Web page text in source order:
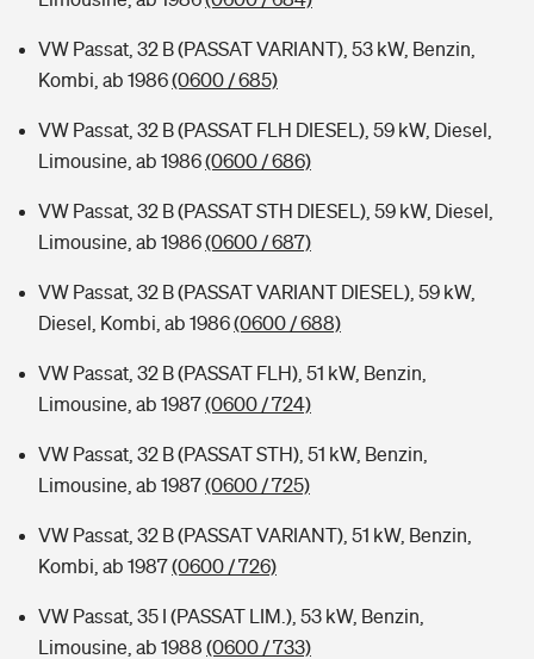
VW Passat, 32 B (PASSAT VARIANT), 53 kW, Benzin,
Kombi, ab 1986(0600 / 685)
VW Passat, 32 B (PASSAT FLH DIESEL), 59 kW, Diesel,
Limousine, ab 1986(0600 / 686)
VW Passat, 32 B (PASSAT STH DIESEL), 59 kW, Diesel,
Limousine, ab 1986(0600 / 687)
VW Passat, 32 B (PASSAT VARIANT DIESEL), 59 kW,
Diesel, Kombi, ab 1986(0600 / 688)
VW Passat, 32 B (PASSAT FLH), 51 kW, Benzin,
Limousine, ab 1987(0600 / 724)
VW Passat, 32 B (PASSAT STH), 51 kW, Benzin,
Limousine, ab 1987(0600 / 725)
VW Passat, 32 B (PASSAT VARIANT), 51 kW, Benzin,
Kombi, ab 1987(0600 / 726)
VW Passat, 35 I (PASSAT LIM.), 53 kW, Benzin,
Limousine, ab 1988 (0600 / 733)